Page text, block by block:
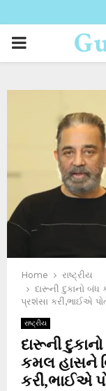
PRIMARY
Home
રાષ્ટ્રીય
દારૂની દુકાનો
પ્રશંસા કરીં,ભાઈએ
રાષ્ટ્રીય
દારૂની
કમલ હાસને
કરીં,ભાઈએ